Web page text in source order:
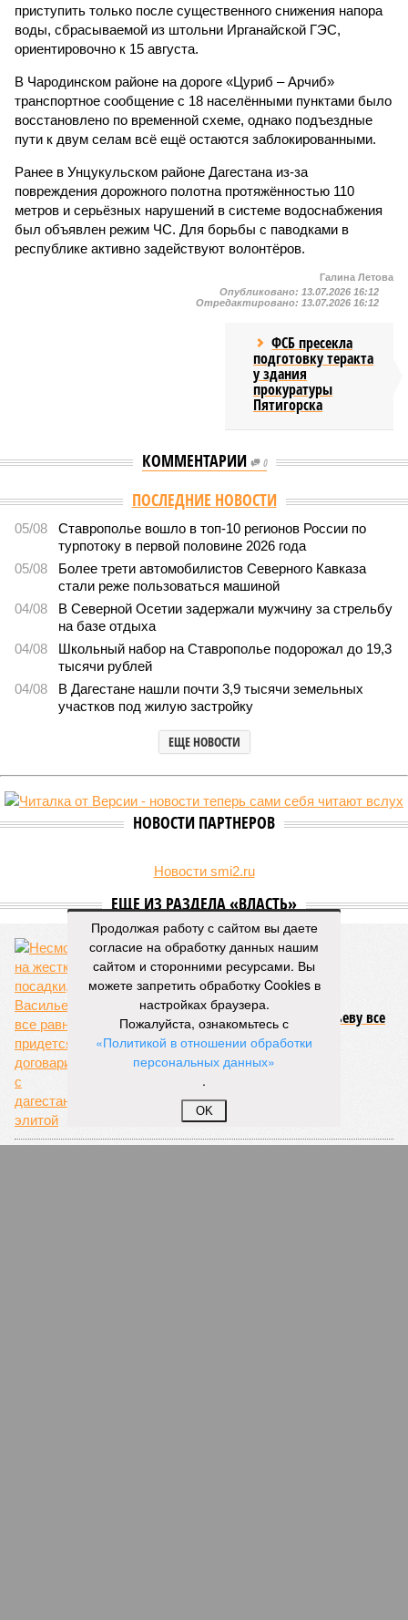
приступить только после существенного снижения напора
воды, сбрасываемой из штольни Ирганайской ГЭС,
ориентировочно к 15 августа.
В Чародинском районе на дороге «Цуриб – Арчиб»
транспортное сообщение с 18 населёнными пунктами было
восстановлено по временной схеме, однако подъездные
пути к двум селам всё ещё остаются заблокированными.
Ранее в Унцукульском районе Дагестана из-за
повреждения дорожного полотна протяжённостью 110
метров и серьёзных нарушений в системе водоснабжения
был объявлен режим ЧС. Для борьбы с паводками в
республике активно задействуют волонтёров.
Галина Летова
Опубликовано: 13.07.2026 16:12
Отредактировано: 13.07.2026 16:12
ФСБ пресекла
подготовку теракта
у здания
прокуратуры
Пятигорска
КОММЕНТАРИИ 0
ПОСЛЕДНИЕ НОВОСТИ
05/08
Ставрополье вошло в топ-10 регионов России по
турпотоку в первой половине 2026 года
05/08
Более трети автомобилистов Северного Кавказа
стали реже пользоваться машиной
04/08
В Северной Осетии задержали мужчину за стрельбу
на базе отдыха
04/08
Школьный набор на Ставрополье подорожал до 19,3
тысячи рублей
04/08
В Дагестане нашли почти 3,9 тысячи земельных
участков под жилую застройку
ЕЩЕ НОВОСТИ
НОВОСТИ ПАРТНЕРОВ
Новости smi2.ru
ЕЩЕ ИЗ РАЗДЕЛА «ВЛАСТЬ»
Несмотря на жесткие посадки, Васильеву все
равно придется договариваться с
дагестанской элитой
Продолжая работу с сайтом вы даете
согласие на обработку данных нашим
сайтом и сторонними ресурсами. Вы
можете запретить обработку Cookies в
настройках браузера.
Пожалуйста, ознакомьтесь с
«Политикой в отношении обработки
персональных данных»
.
OK